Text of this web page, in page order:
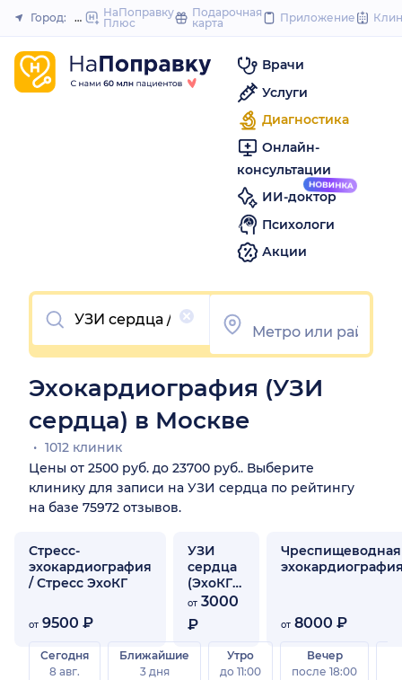
to
Закрыть
Город: МоскваНаПоправку
Плюс
Подарочная
карта
Приложение
Врачи
Услуги
Диагностика
Онлайн-
консультации
ИИ-доктор
Психологи
Акции
Очистить
Эхокардиография (УЗИ
сердца) в Москве
1012 клиник
Цены от 2500 руб. до 23700 руб.. Выберите
клинику для записи на УЗИ сердца по рейтингу
на базе 75972 отзывов.
Стресс-
эхокардиография
/ Стресс ЭхоКГ
от 9500 ₽
УЗИ
сердца
(ЭхоКГ)
ребенку
от 3000
₽
Чреспищеводная
от 8000 ₽
Сегодня
8 авг.
Ближайшие
3 дня
Утро
до 11:00
Вечер
после 18:00